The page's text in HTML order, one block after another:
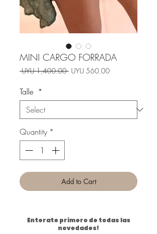
MINI CARGO FORRADA
UYU 1,400.00 Regular
UYU 560.00Sale
Talle *
Quantity *
Add to Cart
Enterate primero de todas las
novedades!